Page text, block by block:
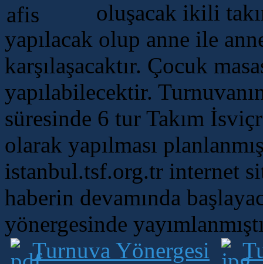
oluşacak ikili
yapılacak olup anne ile
karşılaşacaktır. Çocuk
yapılabilecektir.
süresinde 6 tur Takım
olarak yapılması
istanbul.tsf.org.tr internet
haberin devamında
yönergesinde
Turnuva Yönergesi